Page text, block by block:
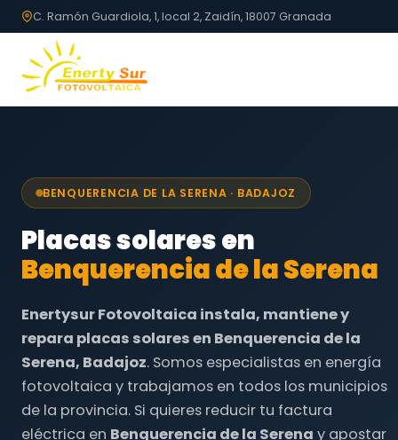
C. Ramón Guardiola, 1, local 2, Zaidín, 18007 Granada
BENQUERENCIA DE LA SERENA · BADAJOZ
Placas solares en
Benquerencia de la Serena
Enertysur Fotovoltaica instala, mantiene y
repara placas solares en Benquerencia de la
Serena, Badajoz. Somos especialistas en energía
fotovoltaica y trabajamos en todos los municipios
de la provincia. Si quieres reducir tu factura
eléctrica en Benquerencia de la Serena y apostar